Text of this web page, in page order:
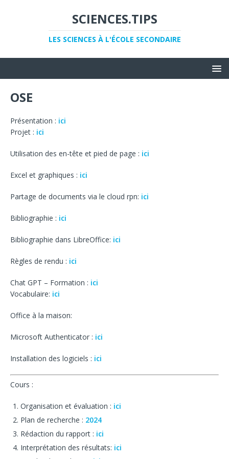
SCIENCES.TIPS
LES SCIENCES À L'ÉCOLE SECONDAIRE
OSE
Présentation : ici
Projet : ici
Utilisation des en-tête et pied de page : ici
Excel et graphiques : ici
Partage de documents via le cloud rpn: ici
Bibliographie : ici
Bibliographie dans LibreOffice: ici
Règles de rendu : ici
Chat GPT – Formation : ici
Vocabulaire: ici
Office à la maison:
Microsoft Authenticator : ici
Installation des logiciels : ici
Cours :
Organisation et évaluation : ici
Plan de recherche : 2024
Rédaction du rapport : ici
Interprétation des résultats: ici